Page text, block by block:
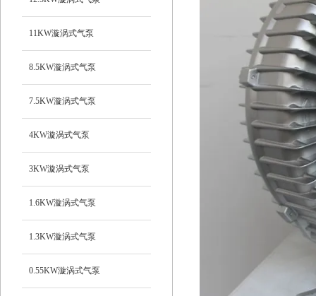
11KW漩涡式气泵
8.5KW漩涡式气泵
7.5KW漩涡式气泵
4KW漩涡式气泵
3KW漩涡式气泵
1.6KW漩涡式气泵
1.3KW漩涡式气泵
0.55KW漩涡式气泵